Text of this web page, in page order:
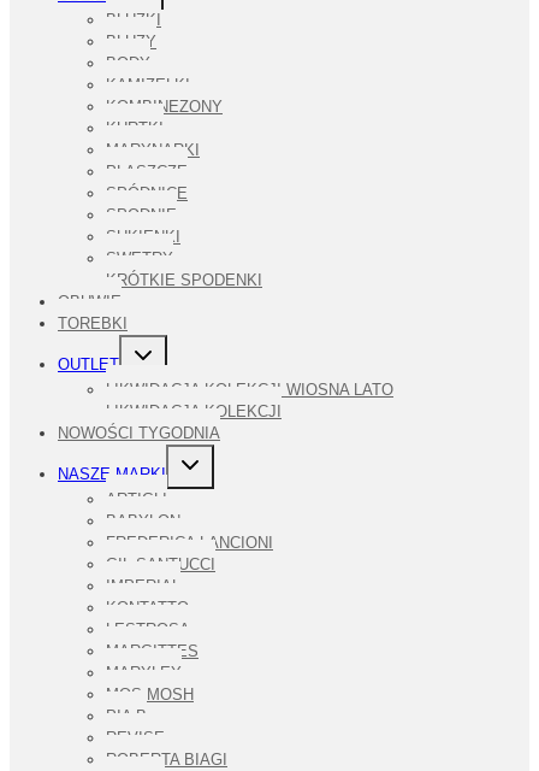
PODRZĘDNE
BLUZKI
BLUZY
BODY
KAMIZELKI
KOMBINEZONY
KURTKI
MARYNARKI
PŁASZCZE
SPÓDNICE
SPODNIE
SUKIENKI
SWETRY
KRÓTKIE SPODENKI
OBUWIE
TOREBKI
OUTLET
PRZEŁĄCZ
MENU
PODRZĘDNE
LIKWIDACJA KOLEKCJI WIOSNA LATO
LIKWIDACJA KOLEKCJI
NOWOŚCI TYGODNIA
NASZE MARKI
PRZEŁĄCZ
ARTIGLI
BABYLON
FREDERICA LANCIONI
GIL SANTUCCI
IMPERIAL
KONTATTO
LESTROSA
MARGITTES
MARYLEY
MOS MOSH
PIA B
REVISE
ROBERTA BIAGI